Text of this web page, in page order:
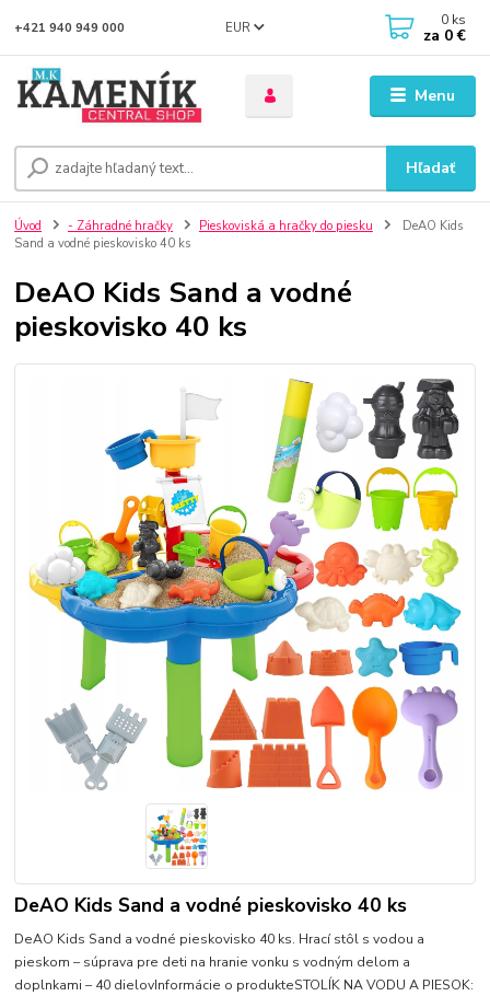
Menu
EUR
Hľadať
+421 940 949 000 0 ks
za 0 €
Úvod - Záhradné hračky Pieskoviská a hračky do piesku
DeAO Kids
Sand a vodné pieskovisko 40 ks
DeAO Kids Sand a vodné
pieskovisko 40 ks
DeAO Kids Sand a vodné pieskovisko 40 ks
DeAO Kids Sand a vodné pieskovisko 40 ks. Hrací stôl s vodou a
pieskom – súprava pre deti na hranie vonku s vodným delom a
doplnkami – 40 dielovInformácie o produkteSTOLÍK NA VODU A PIESOK: